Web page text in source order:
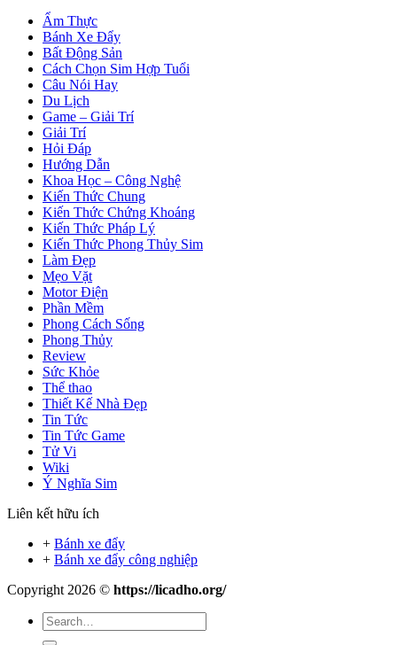
Ẩm Thực
Bánh Xe Đẩy
Bất Động Sản
Cách Chọn Sim Hợp Tuổi
Câu Nói Hay
Du Lịch
Game – Giải Trí
Giải Trí
Hỏi Đáp
Hướng Dẫn
Khoa Học – Công Nghệ
Kiến Thức Chung
Kiến Thức Chứng Khoáng
Kiến Thức Pháp Lý
Kiến Thức Phong Thủy Sim
Làm Đẹp
Mẹo Vặt
Motor Điện
Phần Mềm
Phong Cách Sống
Phong Thủy
Review
Sức Khỏe
Thể thao
Thiết Kế Nhà Đẹp
Tin Tức
Tin Tức Game
Tử Vi
Wiki
Ý Nghĩa Sim
Liên kết hữu ích
+ Bánh xe đẩy
+ Bánh xe đẩy công nghiệp
Copyright 2026 © https://licadho.org/